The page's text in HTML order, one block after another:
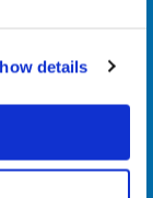
details